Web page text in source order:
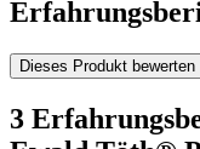
Dieses Produkt bewerten
3